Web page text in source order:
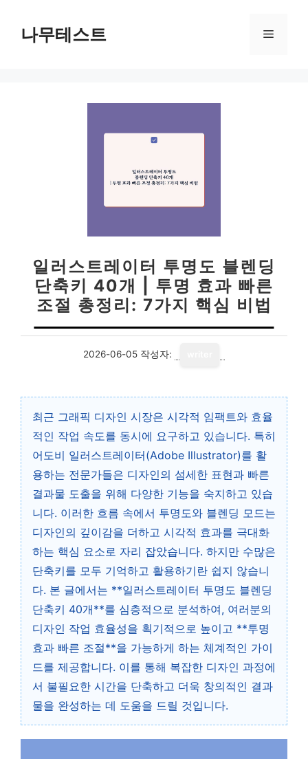
나무테스트 메
일러스트레이터 투명도 블렌딩
단축키 40개 | 투명 효과 빠른
조절 총정리: 7가지 핵심 비법
2026-06-05 작성자:
최근 그래픽 디자인 시장은 시각적 임팩트와 효율
적인 작업 속도를 동시에 요구하고 있습니다. 특히
어도비 일러스트레이터(Adobe Illustrator)를 활
용하는 전문가들은 디자인의 섬세한 표현과 빠른
결과물 도출을 위해 다양한 기능을 숙지하고 있습
니다. 이러한 흐름 속에서 투명도와 블렌딩 모드는
디자인의 깊이감을 더하고 시각적 효과를 극대화
하는 핵심 요소로 자리 잡았습니다. 하지만 수많은
단축키를 모두 기억하고 활용하기란 쉽지 않습니
다. 본 글에서는 **일러스트레이터 투명도 블렌딩
단축키 40개**를 심층적으로 분석하여, 여러분의
디자인 작업 효율성을 획기적으로 높이고 **투명
효과 빠른 조절**을 가능하게 하는 체계적인 가이
드를 제공합니다. 이를 통해 복잡한 디자인 과정에
서 불필요한 시간을 단축하고 더욱 창의적인 결과
물을 완성하는 데 도움을 드릴 것입니다.